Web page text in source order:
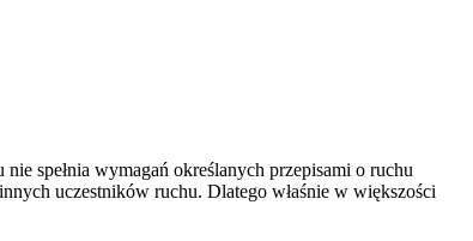
spełnia wymagań określanych przepisami o ruchu
uczestników ruchu. Dlatego właśnie w większości